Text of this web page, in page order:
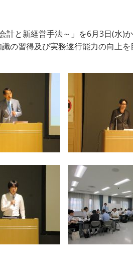
計と新経営手法～」を6月3日(水)
の習得及び実務遂行能力の向上を